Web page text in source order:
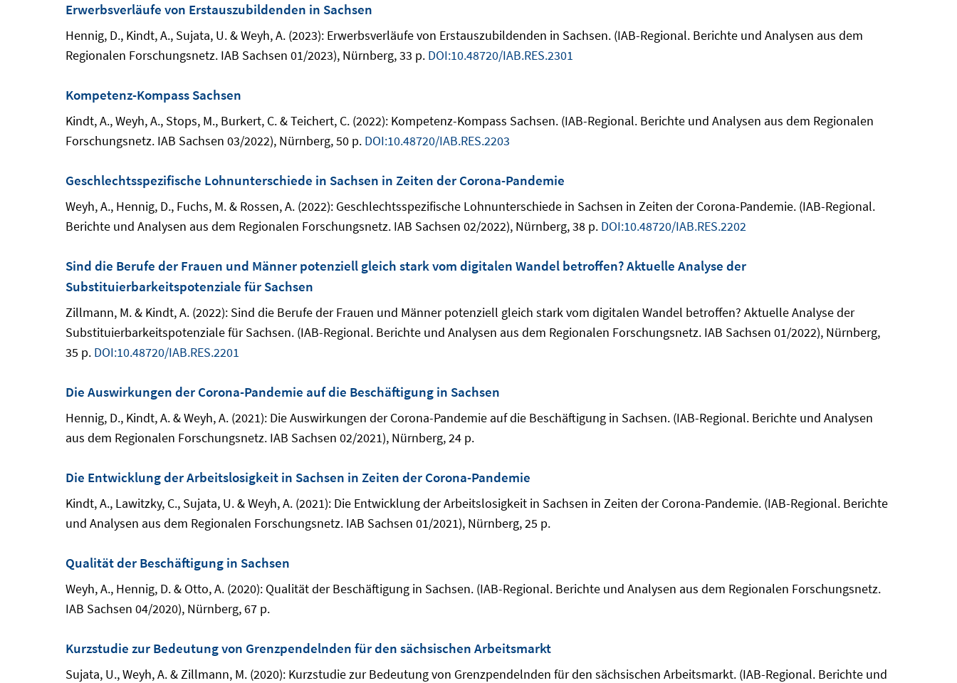
Erwerbsverläufe von Erstauszubildenden in Sachsen
Hennig, D., Kindt, A., Sujata, U. & Weyh, A. (2023): Erwerbsverläufe von Erstauszubildenden in Sachsen. (IAB-Regional. Berichte und Analysen aus dem
Regionalen Forschungsnetz. IAB Sachsen 01/2023), Nürnberg, 33 p. DOI:10.48720/IAB.RES.2301
Kompetenz-Kompass Sachsen
Kindt, A., Weyh, A., Stops, M., Burkert, C. & Teichert, C. (2022): Kompetenz-Kompass Sachsen. (IAB-Regional. Berichte und Analysen aus dem Regionalen
Forschungsnetz. IAB Sachsen 03/2022), Nürnberg, 50 p. DOI:10.48720/IAB.RES.2203
Geschlechtsspezifische Lohnunterschiede in Sachsen in Zeiten der Corona-Pandemie
Weyh, A., Hennig, D., Fuchs, M. & Rossen, A. (2022): Geschlechtsspezifische Lohnunterschiede in Sachsen in Zeiten der Corona-Pandemie. (IAB-Regional.
Berichte und Analysen aus dem Regionalen Forschungsnetz. IAB Sachsen 02/2022), Nürnberg, 38 p. DOI:10.48720/IAB.RES.2202
Sind die Berufe der Frauen und Männer potenziell gleich stark vom digitalen Wandel betroffen? Aktuelle Analyse der
Substituierbarkeitspotenziale für Sachsen
Zillmann, M. & Kindt, A. (2022): Sind die Berufe der Frauen und Männer potenziell gleich stark vom digitalen Wandel betroffen? Aktuelle Analyse der
Substituierbarkeitspotenziale für Sachsen. (IAB-Regional. Berichte und Analysen aus dem Regionalen Forschungsnetz. IAB Sachsen 01/2022), Nürnberg,
35 p. DOI:10.48720/IAB.RES.2201
Die Auswirkungen der Corona-Pandemie auf die Beschäftigung in Sachsen
Hennig, D., Kindt, A. & Weyh, A. (2021): Die Auswirkungen der Corona-Pandemie auf die Beschäftigung in Sachsen. (IAB-Regional. Berichte und Analysen
aus dem Regionalen Forschungsnetz. IAB Sachsen 02/2021), Nürnberg, 24 p.
Die Entwicklung der Arbeitslosigkeit in Sachsen in Zeiten der Corona-Pandemie
Kindt, A., Lawitzky, C., Sujata, U. & Weyh, A. (2021): Die Entwicklung der Arbeitslosigkeit in Sachsen in Zeiten der Corona-Pandemie. (IAB-Regional. Berichte
und Analysen aus dem Regionalen Forschungsnetz. IAB Sachsen 01/2021), Nürnberg, 25 p.
Qualität der Beschäftigung in Sachsen
Weyh, A., Hennig, D. & Otto, A. (2020): Qualität der Beschäftigung in Sachsen. (IAB-Regional. Berichte und Analysen aus dem Regionalen Forschungsnetz.
IAB Sachsen 04/2020), Nürnberg, 67 p.
Kurzstudie zur Bedeutung von Grenzpendelnden für den sächsischen Arbeitsmarkt
Sujata, U., Weyh, A. & Zillmann, M. (2020): Kurzstudie zur Bedeutung von Grenzpendelnden für den sächsischen Arbeitsmarkt. (IAB-Regional. Berichte und